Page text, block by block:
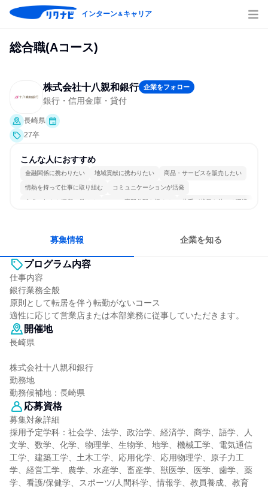
インターン＆キャリア
総合職(Aコース)
株式会社十八親和銀行 企業をフォロー
銀行・信用金庫・貸付
長崎県
27卒
こんな人におすすめ
金融関係に携わりたい 地域貢献に携わりたい 商品・サービスを販売したい
情熱を持って仕事に取り組む コミュニケーションが活発
自分の好きな場所で働ける 一つの専門分野を極める 若手が裁量を持てる環境
募集情報 企業を知る
プログラム内容
仕事内容
銀行業務全般
原則として転居を伴う転勤がないコース
適性に応じて営業店または本部業務に従事していただきます。
開催地
長崎県
株式会社十八親和銀行
勤務地
勤務候補地：長崎県
応募資格
募集対象詳細
採用予定学科：社会学、法学、政治学、経済学、商学、語学、人
文学、数学、化学、物理学、生物学、地学、機械工学、電気通信
工学、建築工学、土木工学、応用化学、応用物理学、原子力工
学、経営工学、農学、水産学、畜産学、獣医学、医学、歯学、薬
学、看護/保健学、スポーツ/人間科学、情報学、教員養成、教育